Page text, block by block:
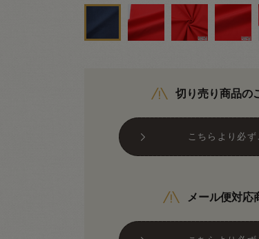
切り売り商品の
こちらより必
メール便対応